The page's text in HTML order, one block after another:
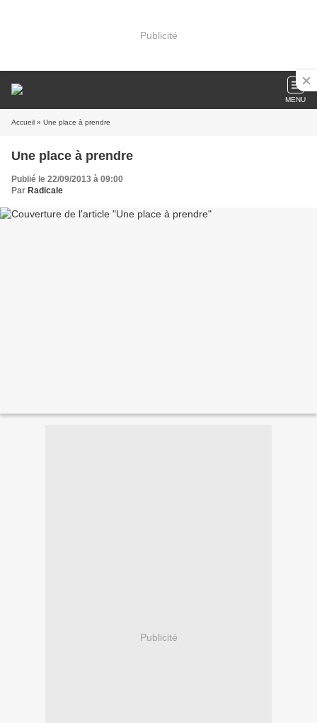
Publicité
MENU
Accueil » Une place à prendre
Une place à prendre
Publié le 22/09/2013 à 09:00
Par Radicale
Publicité